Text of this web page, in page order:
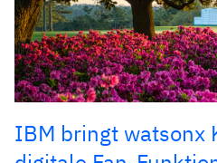
IBM bringt watsonx